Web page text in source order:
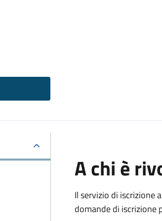
A chi è
Il servizio di iscrizione
domande di iscrizione